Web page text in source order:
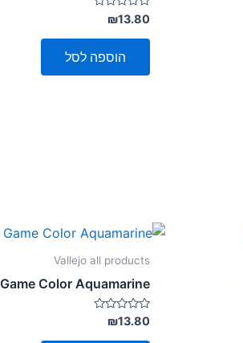
דורג
0
מתוך
₪13.80
הוספה לסל
Vallejo all products
Game Color Aquamarine
דורג
0
מתוך
₪13.80